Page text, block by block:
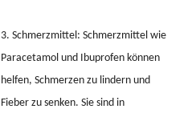
3. Schmerzmittel: Schmerzmittel wie
Paracetamol und Ibuprofen können
helfen, Schmerzen zu lindern und
Fieber zu senken. Sie sind in